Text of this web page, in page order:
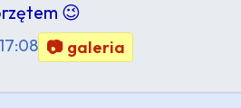
😉
📷 galeria